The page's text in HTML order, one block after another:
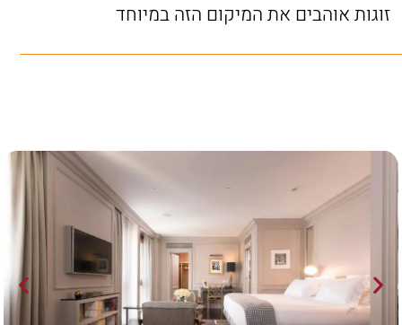
זוגות אוהבים את המיקום הזה במיוחד